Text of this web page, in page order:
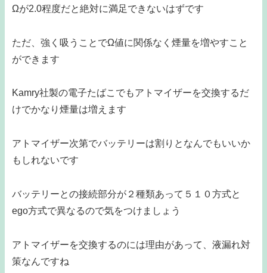
Ωが2.0程度だと絶対に満足できないはずです
ただ、強く吸うことでΩ値に関係なく煙量を増やすこと
ができます
Kamry社製の電子たばこでもアトマイザーを交換するだ
けでかなり煙量は増えます
アトマイザー次第でバッテリーは割りとなんでもいいか
もしれないです
バッテリーとの接続部分が２種類あって５１０方式と
ego方式で異なるので気をつけましょう
アトマイザーを交換するのには理由があって、液漏れ対
策なんですね